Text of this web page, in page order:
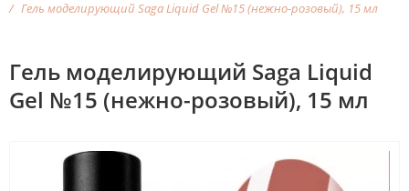
Гель моделирующий Saga Liquid Gel №15 (нежно-розовый), 15 мл
Гель моделирующий Saga Liquid
Gel №15 (нежно-розовый), 15 мл